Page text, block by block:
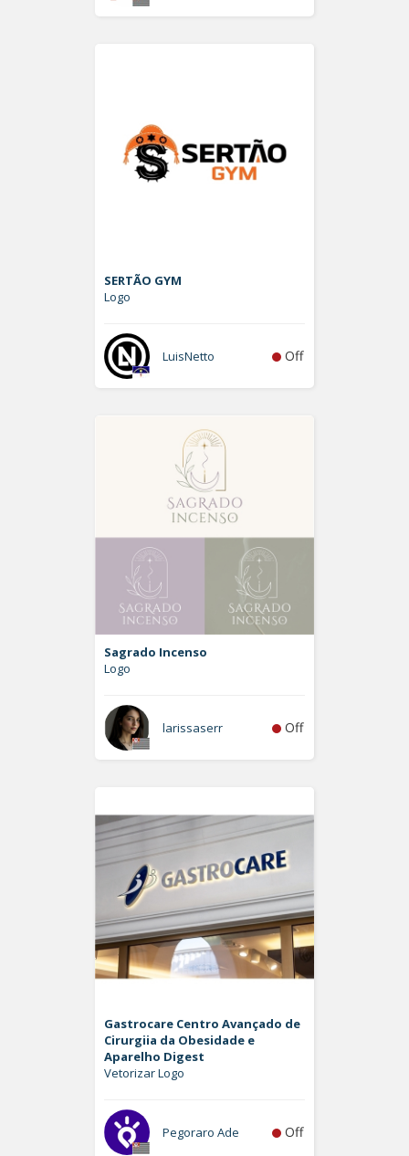
SERTÃO GYM
Logo
LuisNetto Off
Sagrado Incenso
Logo
larissaserr Off
Gastrocare Centro Avançado de
Cirurgiia da Obesidade e
Aparelho Digest
Vetorizar Logo
Pegoraro Ade Off